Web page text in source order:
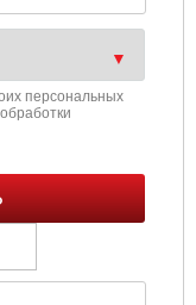
персональных